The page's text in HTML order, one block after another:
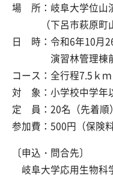
場 所：岐阜大学位山
（下呂市萩原町山
日 時：令和6年10月26
演習林管理棟前
コース：全行程7.5ｋ
対 象：小学校中学年
定 員：20名（先着
参加費：500円（保険料
〔申込・問合先〕
岐阜大学応用生物